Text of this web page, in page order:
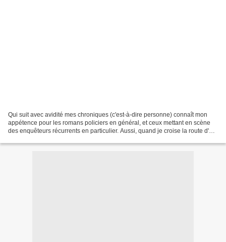
Qui suit avec avidité mes chroniques (c'est-à-dire personne) connaît mon
appétence pour les romans policiers en général, et ceux mettant en scène
des enquêteurs récurrents en particulier. Aussi, quand je croise la route d'un